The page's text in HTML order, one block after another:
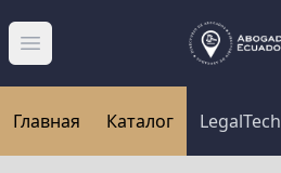
Abrir menú
Главная Каталог LegalTech